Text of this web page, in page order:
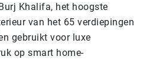
Khalifa, het hoogste
van het 65 verdiepingen
gebruikt voor luxe
op smart home-